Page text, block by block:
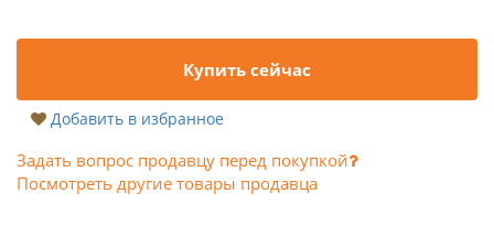
Купить сейчас
Добавить в избранное
Задать вопрос продавцу перед покупкой
Посмотреть другие товары продавца